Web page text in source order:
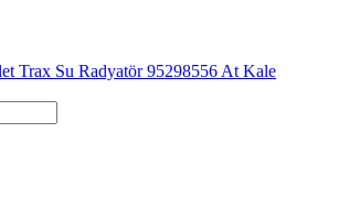
Trax Su Radyatör 95298556 At Kale